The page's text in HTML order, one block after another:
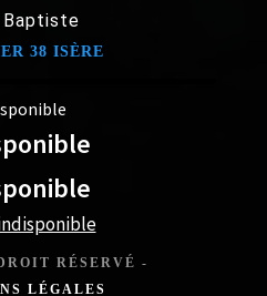
Baptiste
38 ISÈRE
RÉSERVÉ -
LÉGALES